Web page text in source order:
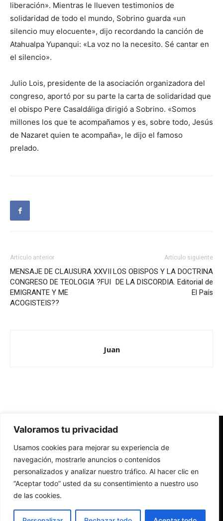
Valoramos tu privacidad
Usamos cookies para mejorar su experiencia de
navegación, mostrarle anuncios o contenidos
personalizados y analizar nuestro tráfico. Al hacer clic en
“Aceptar todo” usted da su consentimiento a nuestro uso
de las cookies.
liberación». Mientras le llueven testimonios de
solidaridad de todo el mundo, Sobrino guarda «un
silencio muy elocuente», dijo recordando la canción de
Atahualpa Yupanqui: «La voz no la necesito. Sé cantar en
el silencio».
Julio Lois, presidente de la asociación organizadora del
congreso, aportó por su parte la carta de solidaridad que
el obispo Pere Casaldáliga dirigió a Sobrino. «Somos
millones los que te acompañamos y es, sobre todo, Jesús
de Nazaret quien te acompaña», le dijo el famoso
prelado.
Artículo anterior
MENSAJE DE CLAUSURA XXVII
CONGRESO DE TEOLOGIA ?FUI
EMIGRANTE Y ME
ACOGISTEIS??
Artículo siguiente
LOS OBISPOS Y LA DOCTRINA
DE LA DISCORDIA. Editorial de
El País
Juan
Redes Cristianas
Una mirada alternativa sobre la Iglesia católica y la sociedad
- Colectivos de Redes Cristianas